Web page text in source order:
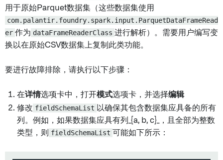
用于原始Parquet数据集（这些数据集使用
com.palantir.foundry.spark.input.ParquetDataFrameRead
er 作为 dataFrameReaderClass 进行解析）。需要用户编写变
换以在原始CSV数据集上复制此类功能。
要进行故障排除，请执行以下步骤：
在详情选项卡中，打开模式选项卡，并选择编辑
修改 fieldSchemaList 以确保其包含数据集应具备的所有
列。例如，如果数据集应具有列_{a, b, c}_，且全部为整数
类型，则 fieldSchemaList 可能如下所示：